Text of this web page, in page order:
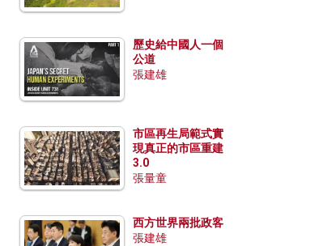
歷史給中國人一個
公道
張建雄
市區再生局範式實
現真正的市區重建
3.0
張量童
西方世界兩批政客
張建雄